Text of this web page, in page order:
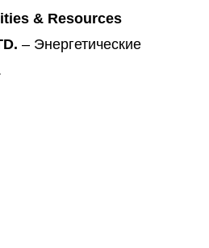
& Resources
– Энергетические